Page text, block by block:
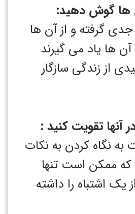
جدی گرفته و از آن ها
ها یاد می گیرند
از زندگی سازگار
نگاه کردن به نکات
ممکن است تنها
یک اشتباه را داشته